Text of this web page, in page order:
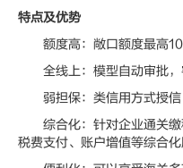
特点及优势
额度高：敞口额度最高
全线上：模型自动审批，
弱担保：类信用方式授信
综合化：针对企业通关缴
税费支付、账户增值等综合化